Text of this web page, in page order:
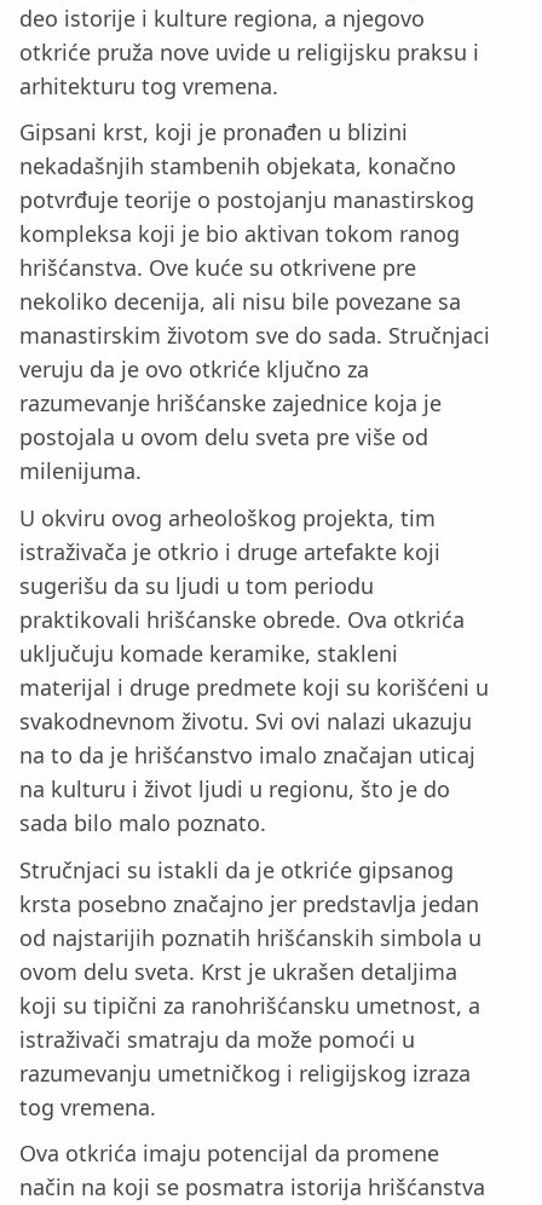
deo istorije i kulture regiona, a njegovo
otkriće pruža nove uvide u religijsku praksu i
arhitekturu tog vremena.
Gipsani krst, koji je pronađen u blizini
nekadašnjih stambenih objekata, konačno
potvrđuje teorije o postojanju manastirskog
kompleksa koji je bio aktivan tokom ranog
hrišćanstva. Ove kuće su otkrivene pre
nekoliko decenija, ali nisu bile povezane sa
manastirskim životom sve do sada. Stručnjaci
veruju da je ovo otkriće ključno za
razumevanje hrišćanske zajednice koja je
postojala u ovom delu sveta pre više od
milenijuma.
U okviru ovog arheološkog projekta, tim
istraživača je otkrio i druge artefakte koji
sugerišu da su ljudi u tom periodu
praktikovali hrišćanske obrede. Ova otkrića
uključuju komade keramike, stakleni
materijal i druge predmete koji su korišćeni u
svakodnevnom životu. Svi ovi nalazi ukazuju
na to da je hrišćanstvo imalo značajan uticaj
na kulturu i život ljudi u regionu, što je do
sada bilo malo poznato.
Stručnjaci su istakli da je otkriće gipsanog
krsta posebno značajno jer predstavlja jedan
od najstarijih poznatih hrišćanskih simbola u
ovom delu sveta. Krst je ukrašen detaljima
koji su tipični za ranohrišćansku umetnost, a
istraživači smatraju da može pomoći u
razumevanju umetničkog i religijskog izraza
tog vremena.
Ova otkrića imaju potencijal da promene
način na koji se posmatra istorija hrišćanstva